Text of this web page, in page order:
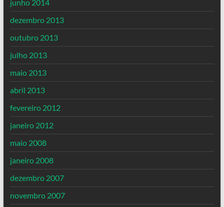
junho 2014
dezembro 2013
outubro 2013
julho 2013
maio 2013
abril 2013
fevereiro 2012
janeiro 2012
maio 2008
janeiro 2008
dezembro 2007
novembro 2007